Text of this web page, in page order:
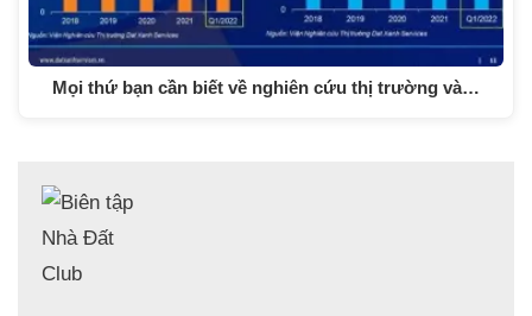
Mọi thứ bạn cần biết về nghiên cứu thị trường và…